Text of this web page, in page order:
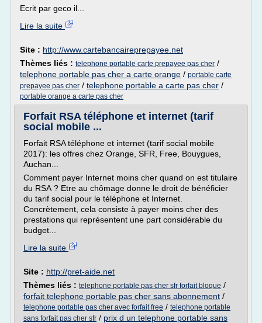
Ecrit par geco il...
Lire la suite
Site : http://www.cartebancaireprepayee.net
Thèmes liés : telephone portable carte prepayee pas cher /
telephone portable pas cher a carte orange / portable carte
prepayee pas cher / telephone portable a carte pas cher /
portable orange a carte pas cher
Forfait RSA téléphone et internet (tarif
social mobile ...
Forfait RSA téléphone et internet (tarif social mobile
2017): les offres chez Orange, SFR, Free, Bouygues,
Auchan...
Comment payer Internet moins cher quand on est titulaire
du RSA ? Etre au chômage donne le droit de bénéficier
du tarif social pour le téléphone et Internet.
Concrètement, cela consiste à payer moins cher des
prestations qui représentent une part considérable du
budget...
Lire la suite
Site : http://pret-aide.net
Thèmes liés : telephone portable pas cher sfr forfait bloque /
forfait telephone portable pas cher sans abonnement /
telephone portable pas cher avec forfait free / telephone portable
sans forfait pas cher sfr / prix d un telephone portable sans